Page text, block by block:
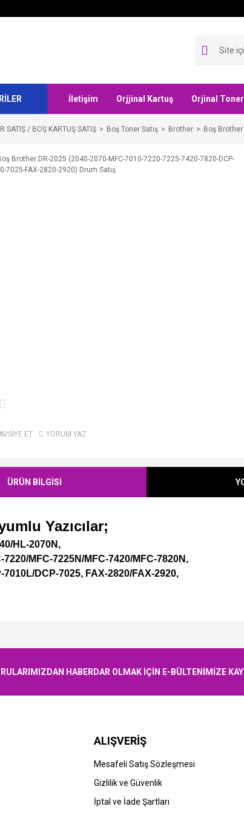
İletişim Orjjinal Kartuş Orjinal
SATIŞ / BOŞ KARTUŞ SATIŞ Boş Toner Satış Brother Boş
ET YORUM YAZ
ÜRÜN BİLGİSİ
Yazıcılar;
HL-2070N,
7220/MFC-7225N/MFC-7420/MFC-7820N,
7010L/DCP-7025, FAX-2820/FAX-2920,
HABERDAR OLMAK İÇİN E-BÜLTENİMİZE
ALIŞVERİŞ
Mesafeli Satış Sözleşmesi
Gizlilik ve Güvenlik
İptal ve İade Şartları